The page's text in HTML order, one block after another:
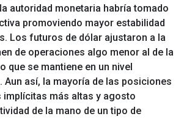
autoridad monetaria habría tomado
promoviendo mayor estabilidad
Los futuros de dólar ajustaron a la
de operaciones algo menor al de la
que se mantiene en un nivel
Aun así, la mayoría de las posiciones
más altas y agosto
de la mano de un tipo de